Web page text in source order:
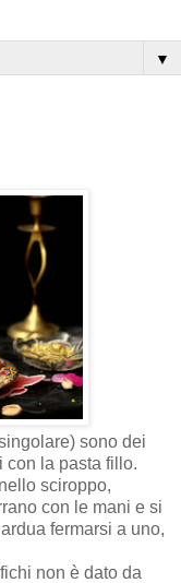
▼
sono dei
con la pasta fillo.
sciroppo,
con le mani e si
fermarsi a uno,
non è dato da